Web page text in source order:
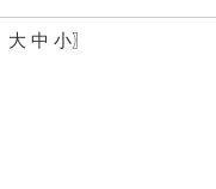
大 中 小〗